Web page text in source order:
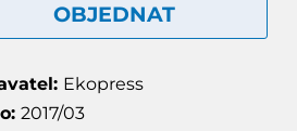
OBJEDNAT
Ekopress
2017/03